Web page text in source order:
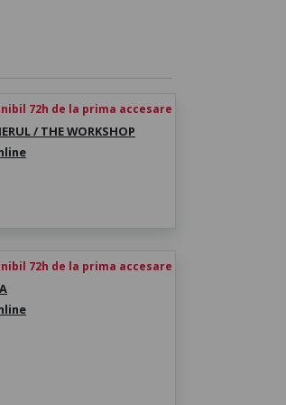
72h de la prima accesare
/ THE WORKSHOP
72h de la prima accesare